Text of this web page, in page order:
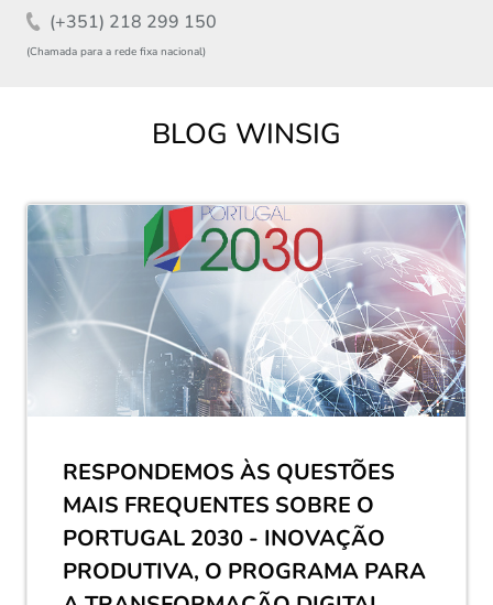
(+351) 218 299 150
(Chamada para a rede fixa nacional)
BLOG WINSIG
RESPONDEMOS ÀS QUESTÕES
MAIS FREQUENTES SOBRE O
PORTUGAL 2030 - INOVAÇÃO
PRODUTIVA, O PROGRAMA PARA